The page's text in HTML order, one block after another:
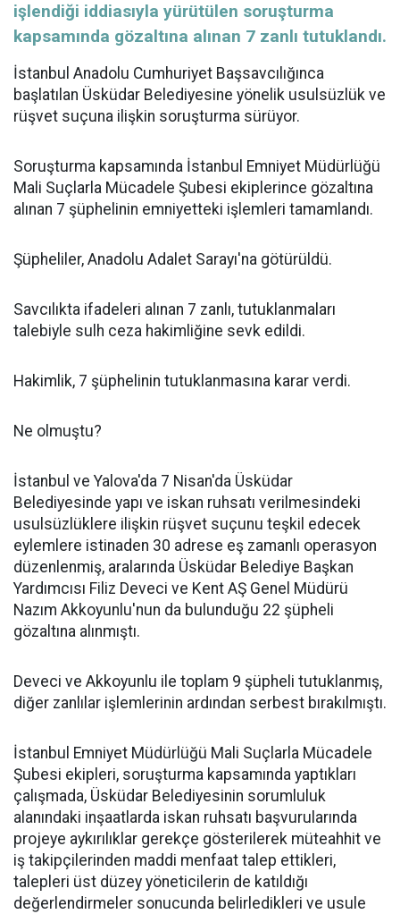
işlendiği iddiasıyla yürütülen soruşturma
kapsamında gözaltına alınan 7 zanlı tutuklandı.
İstanbul Anadolu Cumhuriyet Başsavcılığınca
başlatılan Üsküdar Belediyesine yönelik usulsüzlük ve
rüşvet suçuna ilişkin soruşturma sürüyor.
Soruşturma kapsamında İstanbul Emniyet Müdürlüğü
Mali Suçlarla Mücadele Şubesi ekiplerince gözaltına
alınan 7 şüphelinin emniyetteki işlemleri tamamlandı.
Şüpheliler, Anadolu Adalet Sarayı'na götürüldü.
Savcılıkta ifadeleri alınan 7 zanlı, tutuklanmaları
talebiyle sulh ceza hakimliğine sevk edildi.
Hakimlik, 7 şüphelinin tutuklanmasına karar verdi.
Ne olmuştu?
İstanbul ve Yalova'da 7 Nisan'da Üsküdar
Belediyesinde yapı ve iskan ruhsatı verilmesindeki
usulsüzlüklere ilişkin rüşvet suçunu teşkil edecek
eylemlere istinaden 30 adrese eş zamanlı operasyon
düzenlenmiş, aralarında Üsküdar Belediye Başkan
Yardımcısı Filiz Deveci ve Kent AŞ Genel Müdürü
Nazım Akkoyunlu'nun da bulunduğu 22 şüpheli
gözaltına alınmıştı.
Deveci ve Akkoyunlu ile toplam 9 şüpheli tutuklanmış,
diğer zanlılar işlemlerinin ardından serbest bırakılmıştı.
İstanbul Emniyet Müdürlüğü Mali Suçlarla Mücadele
Şubesi ekipleri, soruşturma kapsamında yaptıkları
çalışmada, Üsküdar Belediyesinin sorumluluk
alanındaki inşaatlarda iskan ruhsatı başvurularında
projeye aykırılıklar gerekçe gösterilerek müteahhit ve
iş takipçilerinden maddi menfaat talep ettikleri,
talepleri üst düzey yöneticilerin de katıldığı
değerlendirmeler sonucunda belirledikleri ve usule